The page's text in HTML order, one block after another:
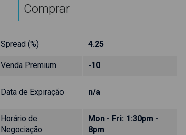
Comprar
Spread (%) 4.25
Venda Premium -10
Data de Expiração n/a
Horário de
Negociação
Mon - Fri: 1:30pm -
8pm